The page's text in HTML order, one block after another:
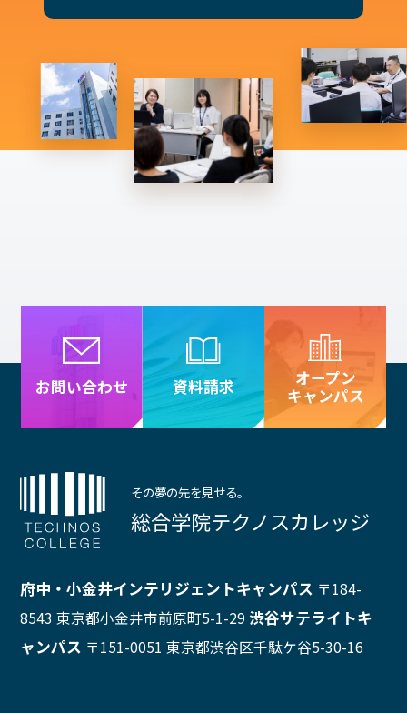
お問い合わせ 資料請求
オープン
キャンパス
その夢の先を見せる。
総合学院テクノスカレッジ
府中・小金井インテリジェントキャンパス 〒184-
8543 東京都小金井市前原町5-1-29 渋谷サテライトキ
ャンパス 〒151-0051 東京都渋谷区千駄ケ谷5-30-16